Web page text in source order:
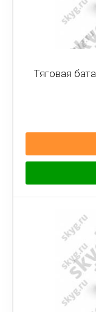
Тяговая